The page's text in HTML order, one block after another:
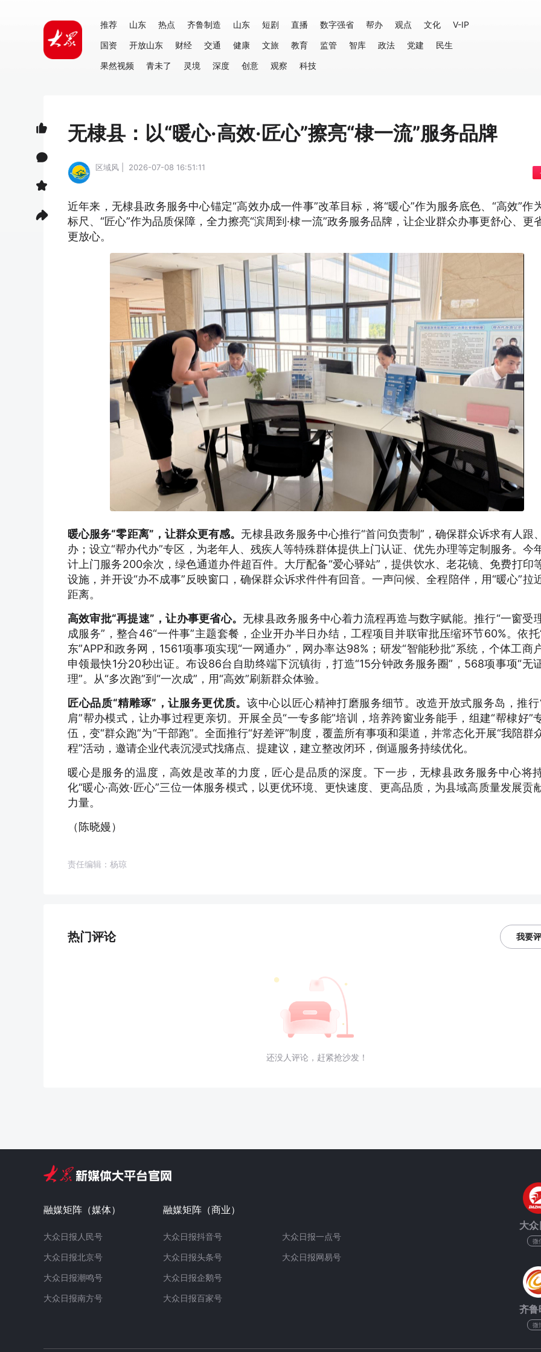
推荐 山东 热点 齐鲁制造 山东 短剧 直播 数字强省 帮办 观点 文化
V-IP
国资
开放山东 财经 交通 健康 文旅 教育 监管 智库 政法 党建
民生
果然视频
青未了 灵境 深度 创意 观察 科技
无棣县：以“暖心·高效·匠心”擦亮“棣一流”服务品牌
区域风 | 2026-07-08 16:51:11
近年来，无棣县政务服务中心锚定“高效办成一件事”改革目标，将“暖心”作为服务底色、“高效”作
标尺、“匠心”作为品质保障，全力擦亮“滨周到·棣一流”政务服务品牌，让企业群众办事更舒心、更
更放心。
暖心服务“零距离”，让群众更有感。 无棣县政务服务中心推行“首问负责制”，确保群众诉求有人跟
办；设立“帮办代办”专区，为老年人、残疾人等特殊群体提供上门认证、优先办理等定制服务。今
计上门服务200余次，绿色通道办件超百件。大厅配备“爱心驿站”，提供饮水、老花镜、免费打印
设施，并开设“办不成事”反映窗口，确保群众诉求件件有回音。一声问候、全程陪伴，用“暖心”拉
距离。
高效审批“再提速”，让办事更省心。 无棣县政务服务中心着力流程再造与数字赋能。推行“一窗受
成服务”，整合46“一件事”主题套餐，企业开办半日办结，工程项目并联审批压缩环节60%。依托
东”APP和政务网，1561项事项实现“一网通办”，网办率达98%；研发“智能秒批”系统，个体工商
申领最快1分20秒出证。布设86台自助终端下沉镇街，打造“15分钟政务服务圈”，568项事项“无
理”。从“多次跑”到“一次成”，用“高效”刷新群众体验。
匠心品质“精雕琢”，让服务更优质。 该中心以匠心精神打磨服务细节。改造开放式服务岛，推行
肩”帮办模式，让办事过程更亲切。开展全员“一专多能”培训，培养跨窗业务能手，组建“帮棣好”
伍，变“群众跑”为“干部跑”。全面推行“好差评”制度，覆盖所有事项和渠道，并常态化开展“我陪群
程”活动，邀请企业代表沉浸式找痛点、提建议，建立整改闭环，倒逼服务持续优化。
暖心是服务的温度，高效是改革的力度，匠心是品质的深度。下一步，无棣县政务服务中心将
化“暖心·高效·匠心”三位一体服务模式，以更优环境、更快速度、更高品质，为县域高质量发展贡
力量。
（陈晓嫚）
责任编辑：杨琼
热门评论 我要
还没人评论，赶紧抢沙发！
融媒矩阵（媒体）
大众日报人民号
大众日报北京号
大众日报潮鸣号
大众日报南方号
融媒矩阵（商业）
大众日报抖音号
大众日报头条号
大众日报企鹅号
大众日报百家号
大众日报一点号
大众日报网易号
大
微
齐鲁
微